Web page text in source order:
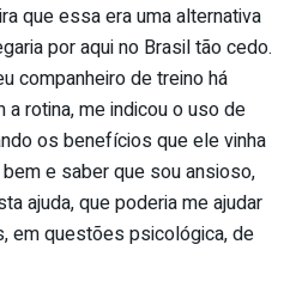
que essa era uma alternativa
por aqui no Brasil tão cedo.
companheiro de treino há
rotina, me indicou o uso de
os benefícios que ele vinha
e saber que sou ansioso,
ajuda, que poderia me ajudar
em questões psicológica, de